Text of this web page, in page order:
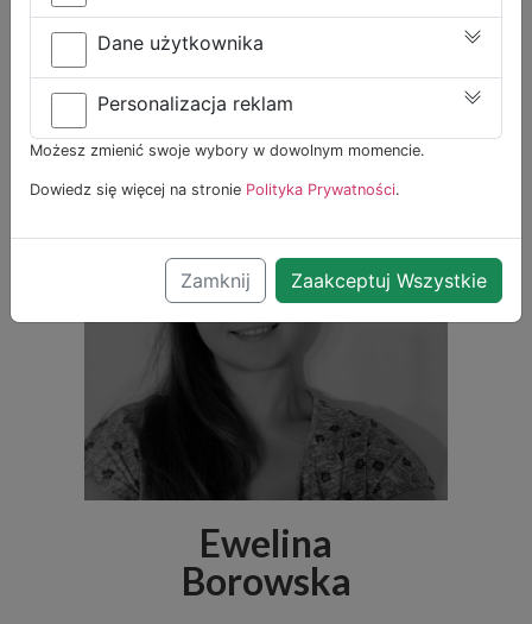
przekazuje wiedzę i umiejętności uczniom. Zwolennik
przyswajania języka, szczególnie poprzez gry, zabawy i
osadzenie nauki w realistycznym kontekście. Wychowawca
i przyjaciel młodzieży, skupiony na misji uczenia i wsparcia
wychowanków.
Ewelina
Borowska
Dane użytkownika
Personalizacja reklam
Możesz zmienić swoje wybory w dowolnym momencie.
Dowiedz się więcej na stronie Polityka Prywatności.
Zamknij Zaakceptuj Wszystkie